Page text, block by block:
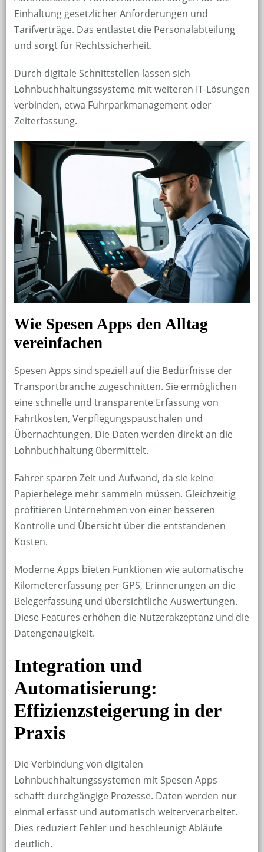
Einhaltung gesetzlicher Anforderungen und
Tarifverträge. Das entlastet die Personalabteilung
und sorgt für Rechtssicherheit.
Durch digitale Schnittstellen lassen sich
Lohnbuchhaltungssysteme mit weiteren IT-Lösungen
verbinden, etwa Fuhrparkmanagement oder
Zeiterfassung.
Wie Spesen Apps den Alltag
vereinfachen
Spesen Apps sind speziell auf die Bedürfnisse der
Transportbranche zugeschnitten. Sie ermöglichen
eine schnelle und transparente Erfassung von
Fahrtkosten, Verpflegungspauschalen und
Übernachtungen. Die Daten werden direkt an die
Lohnbuchhaltung übermittelt.
Fahrer sparen Zeit und Aufwand, da sie keine
Papierbelege mehr sammeln müssen. Gleichzeitig
profitieren Unternehmen von einer besseren
Kontrolle und Übersicht über die entstandenen
Kosten.
Moderne Apps bieten Funktionen wie automatische
Kilometererfassung per GPS, Erinnerungen an die
Belegerfassung und übersichtliche Auswertungen.
Diese Features erhöhen die Nutzerakzeptanz und die
Datengenauigkeit.
Integration und
Automatisierung:
Effizienzsteigerung in der
Praxis
Die Verbindung von digitalen
Lohnbuchhaltungssystemen mit Spesen Apps
schafft durchgängige Prozesse. Daten werden nur
einmal erfasst und automatisch weiterverarbeitet.
Dies reduziert Fehler und beschleunigt Abläufe
deutlich.